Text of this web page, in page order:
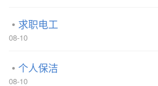
求职电工
08-10
个人保洁
08-10